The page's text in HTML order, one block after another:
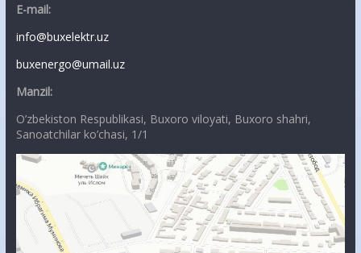
E-mail:
info@buxelektr.uz
buxenergo@umail.uz
Manzil:
O’zbekiston Respublikasi, Buxoro viloyati, Buxoro shahri,
Sanoatchilar ko’chasi, 1/1